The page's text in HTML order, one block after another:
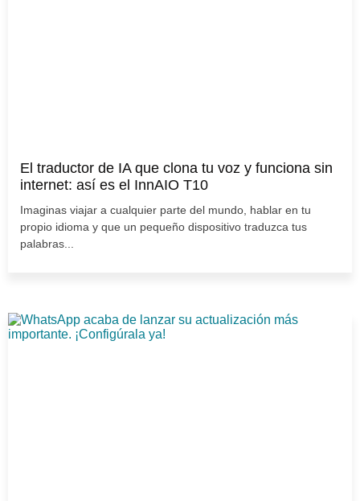
El traductor de IA que clona tu voz y funciona sin
internet: así es el InnAIO T10
Imaginas viajar a cualquier parte del mundo, hablar en tu
propio idioma y que un pequeño dispositivo traduzca tus
palabras...